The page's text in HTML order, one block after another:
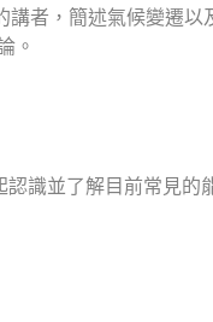
者，簡述氣候變遷
。
識並了解目前常見的